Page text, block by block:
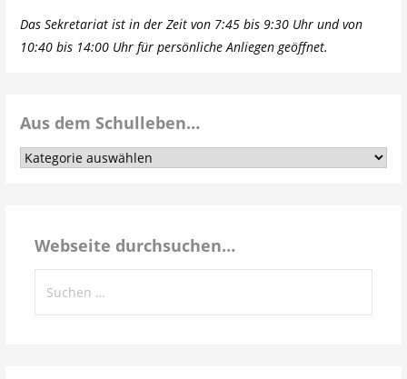
Das Sekretariat ist in der Zeit von 7:45 bis 9:30 Uhr und von
10:40 bis 14:00 Uhr für persönliche Anliegen geöffnet.
Aus dem Schulleben…
Aus
Webseite durchsuchen…
nach: